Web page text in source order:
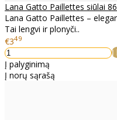
Lana Gatto Paillettes siūlai
Lana Gatto Paillettes –
Tai lengvi ir plonyči..
€349
Į
Į palyginimą
Į norų sąrašą